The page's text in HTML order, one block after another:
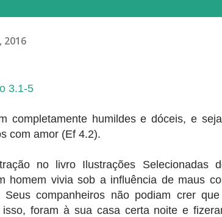
2016
3.1-5
completamente humildes e dóceis, e
com amor (Ef 4.2).
no livro Ilustrações Selecionadas
homem vivia sob a influência de maus
Seus companheiros não podiam crer
foram à sua casa certa noite e